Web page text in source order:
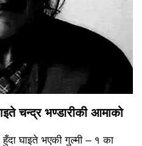
चन्द्र भण्डारीकी आमाको
घाइते भएकी गुल्मी – १ का